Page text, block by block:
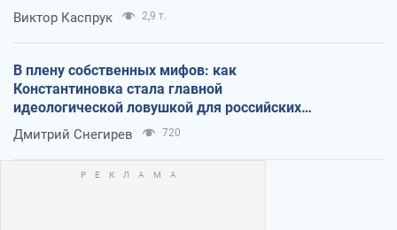
Виктор Каспрук 2,9 т.
В плену собственных мифов: как
Константиновка стала главной
идеологической ловушкой для российских
оккупантов
Дмитрий Снегирев 720